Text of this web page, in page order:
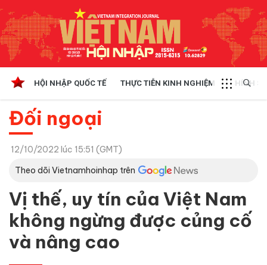
HỘI NHẬP QUỐC TẾ THỰC TIỄN KINH NGHIỆM CHÍNH
Đối ngoại
12/10/2022 lúc 15:51 (GMT)
Theo dõi Vietnamhoinhap trên
Vị thế, uy tín của Việt Nam
không ngừng được củng cố
và nâng cao